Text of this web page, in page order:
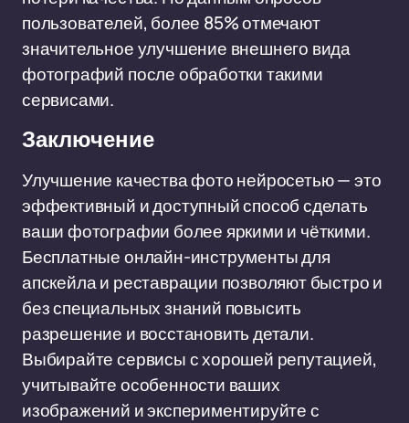
пользователей, более 85% отмечают
значительное улучшение внешнего вида
фотографий после обработки такими
сервисами.
Заключение
Улучшение качества фото нейросетью — это
эффективный и доступный способ сделать
ваши фотографии более яркими и чёткими.
Бесплатные онлайн-инструменты для
апскейла и реставрации позволяют быстро и
без специальных знаний повысить
разрешение и восстановить детали.
Выбирайте сервисы с хорошей репутацией,
учитывайте особенности ваших
изображений и экспериментируйте с